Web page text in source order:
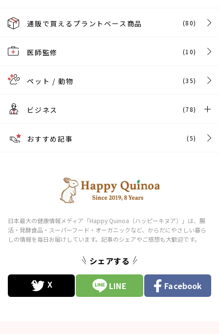
通販で買えるプラントベース商品 (80)
医師監修 (10)
ペット / 動物 (35)
ビジネス (78)
おすすめ記事 (5)
シェアする
LINE Facebook